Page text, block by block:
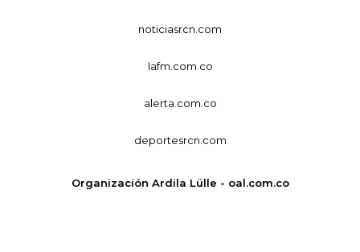
noticiasrcn.com
lafm.com.co
alerta.com.co
deportesrcn.com
Organización Ardila Lülle - oal.com.co